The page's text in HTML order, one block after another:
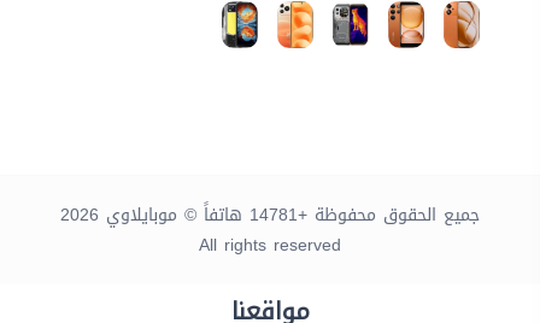
جميع الحقوق محفوظة +14781 هاتفاً © موبايلاوي 2026
All rights reserved